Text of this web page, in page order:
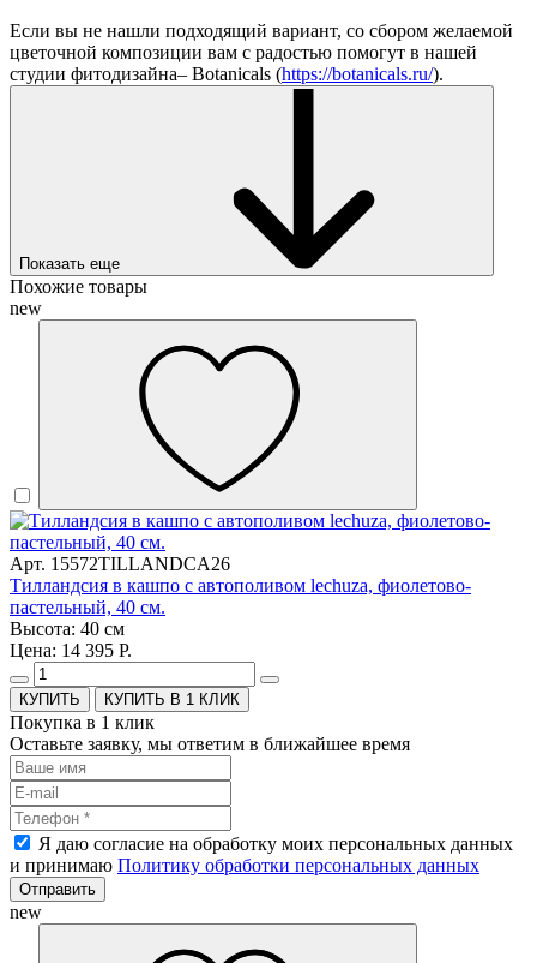
Если вы не нашли подходящий вариант, со сбором желаемой
цветочной композиции вам с радостью помогут в нашей
студии фитодизайна– Botanicals (https://botanicals.ru/).
Показать еще
Похожие товары
new
Арт. 15572TILLANDCA26
Тилландсия в кашпо с автополивом lechuza, фиолетово-
пастельный, 40 см.
Высота: 40 см
Цена: 14 395 Р.
КУПИТЬ В 1 КЛИК
Покупка в 1 клик
Оставьте заявку, мы ответим в ближайшее время
Я даю согласие на обработку моих персональных данных
и принимаю Политику обработки персональных данных
Отправить
new